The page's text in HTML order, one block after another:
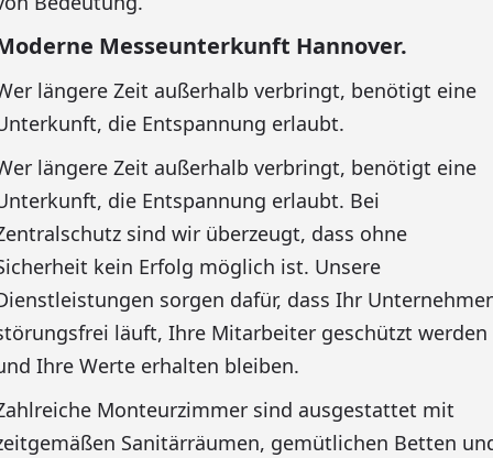
Messeunterkunft Hannover.
längere Zeit außerhalb verbringt, benötigt eine
die Entspannung erlaubt.
längere Zeit außerhalb verbringt, benötigt eine
die Entspannung erlaubt. Bei
sind wir überzeugt, dass ohne
kein Erfolg möglich ist. Unsere
sorgen dafür, dass Ihr
läuft, Ihre Mitarbeiter geschützt werden
Ihre Werte erhalten bleiben.
Monteurzimmer sind ausgestattet mit
Sanitärräumen, gemütlichen Betten